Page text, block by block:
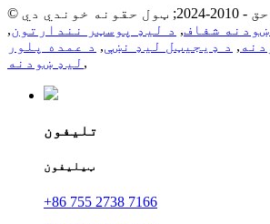
ښودنه شفاف, د لیډ پوسټر نندارتون,
, د ډیجیټل لیډ نښې, د عمده پلور
لیډ ښودنه ,
تلیفون
ټیلیفون
+86 755 2738 7166